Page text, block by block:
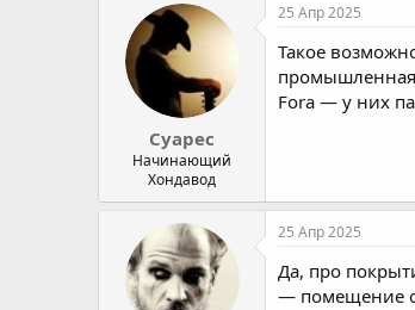
Суарес
Начинающий
Хондавод
25 Апр 2025
Такое
промышленная
Fora — у них
25 Апр 2025
Да, про
— помещение